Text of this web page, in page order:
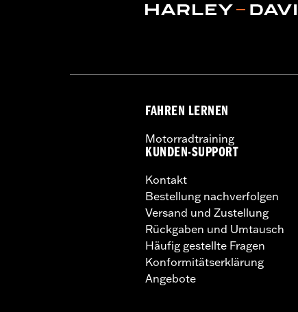
FAHREN LERNEN
Motorradtraining
KUNDEN-SUPPORT
Kontakt
Bestellung nachverfolgen
Versand und Zustellung
Rückgaben und Umtausch
Häufig gestellte Fragen
Konformitätserklärung
Angebote